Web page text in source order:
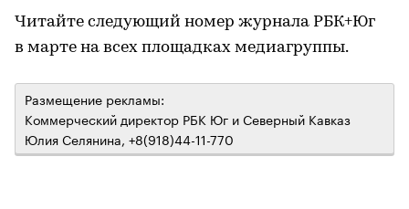
Читайте следующий номер журнала РБК+Юг
в марте на всех площадках медиагруппы.
Размещение рекламы:
Коммерческий директор РБК Юг и Северный Кавказ
Юлия Селянина, +8(918)44-11-770